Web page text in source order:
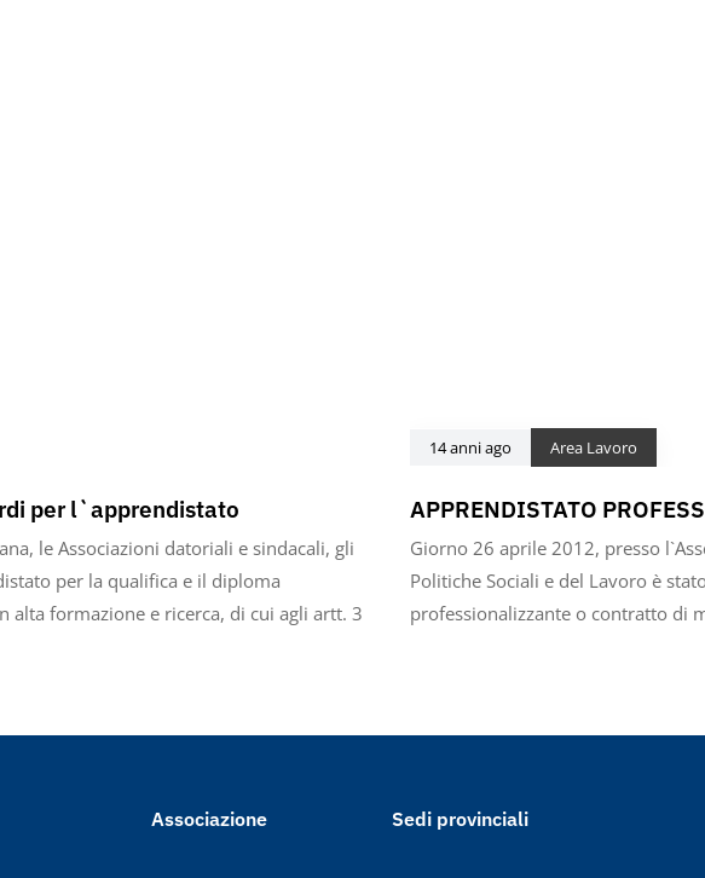
per l`apprendistato
le Associazioni datoriali e sindacali, gli
per la qualifica e il diploma
alta formazione e ricerca, di cui agli artt. 3
14 anni ago Area Lavoro
APPRENDISTATO
Giorno 26 aprile 2012, presso
Politiche Sociali e del Lavoro è
professionalizzante o contratto di
Associazione Sedi provinciali